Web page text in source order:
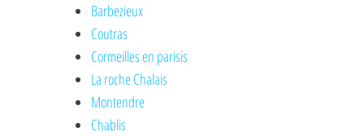
Barbezieux
Coutras
Cormeilles en parisis
La roche Chalais
Montendre
Chablis